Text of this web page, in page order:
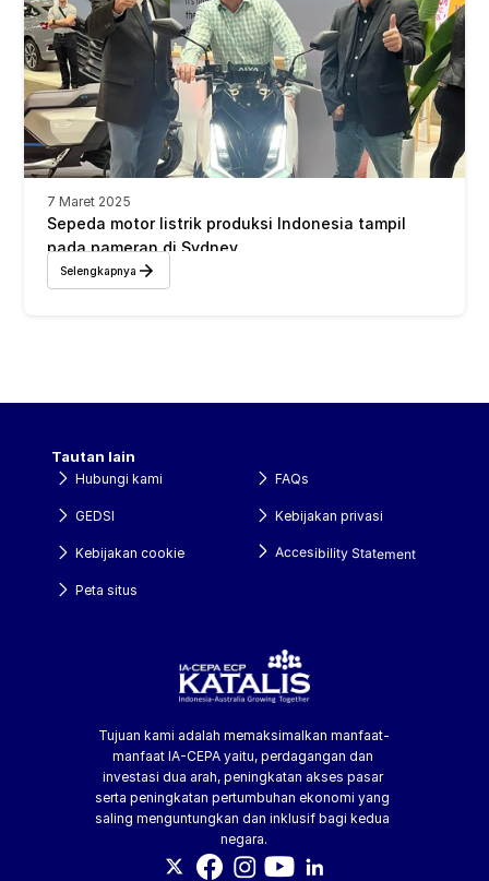
7 Maret 2025
Sepeda motor listrik produksi Indonesia tampil
pada pameran di Sydney
Selengkapnya
Tujuan kami adalah memaksimalkan manfaat-
manfaat IA-CEPA yaitu, perdagangan dan
investasi dua arah, peningkatan akses pasar
serta peningkatan pertumbuhan ekonomi yang
saling menguntungkan dan inklusif bagi kedua
negara.
Tautan lain
Hubungi kami FAQs
GEDSI Kebijakan privasi
Kebijakan cookie Accesibility Statement
Peta situs